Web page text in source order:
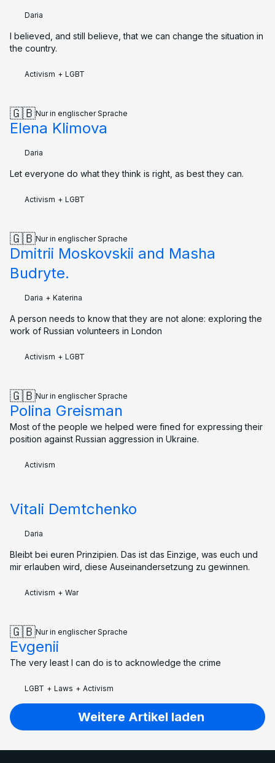
Daria
I believed, and still believe, that we can change the situation in
the country.
Activism + LGBT
🇬🇧Nur in englischer Sprache
Elena Klimova
Daria
Let everyone do what they think is right, as best they can.
Activism + LGBT
🇬🇧Nur in englischer Sprache
Dmitrii Moskovskii and Masha
Budryte.
Daria + Katerina
A person needs to know that they are not alone: exploring the
work of Russian volunteers in London
Activism + LGBT
🇬🇧Nur in englischer Sprache
Polina Greisman
Most of the people we helped were fined for expressing their
position against Russian aggression in Ukraine.
Activism
Vitali Demtchenko
Daria
Bleibt bei euren Prinzipien. Das ist das Einzige, was euch und
mir erlauben wird, diese Auseinandersetzung zu gewinnen.
Activism + War
🇬🇧Nur in englischer Sprache
Evgenii
The very least I can do is to acknowledge the crime
LGBT + Laws + Activism
Weitere Artikel laden